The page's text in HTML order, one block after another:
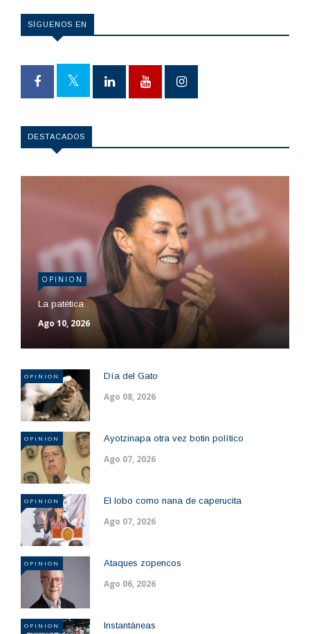
SÍGUENOS EN
DESTACADOS
OPINION
La patética
Ago 10, 2026
OPINION Día del Gato
Ago 08, 2026
OPINION Ayotzinapa otra vez botin político
Ago 07, 2026
OPINION El lobo como nana de caperucita
Ago 07, 2026
OPINION Ataques zopencos
Ago 06, 2026
OPINION Instantáneas